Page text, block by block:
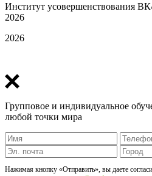
Институт усовершенствования
2026
2026
Групповое и индивидуальное
любой точки мира
Нажимая кнопку «Отправить», вы даете